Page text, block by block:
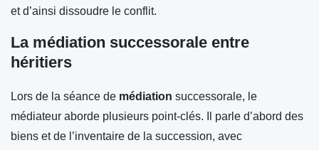
et d’ainsi dissoudre le conflit.
La médiation successorale entre
héritiers
Lors de la séance de médiation successorale, le
médiateur aborde plusieurs point-clés. Il parle d’abord des
biens et de l’inventaire de la succession, avec